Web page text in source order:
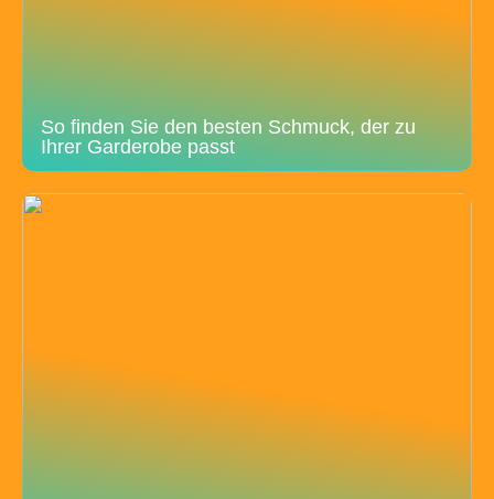
So finden Sie den besten Schmuck, der zu
Ihrer Garderobe passt